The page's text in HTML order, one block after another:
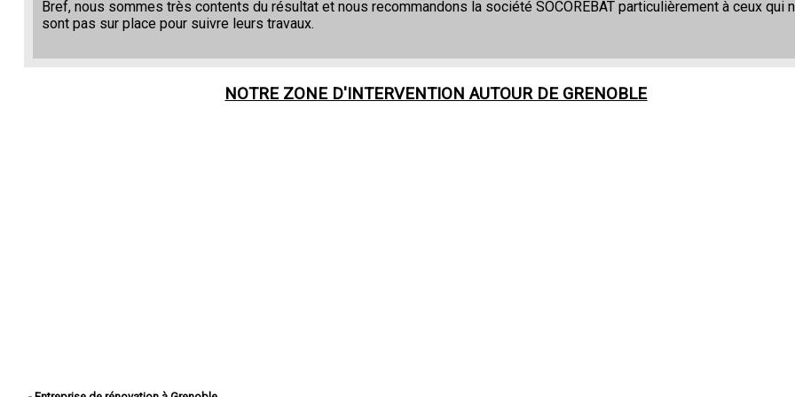
Bref, nous sommes très contents du résultat et nous recommandons la société SOCOREBAT particulièrement à ceux qui
sont pas sur place pour suivre leurs travaux.
NOTRE ZONE D'INTERVENTION AUTOUR DE GRENOBLE